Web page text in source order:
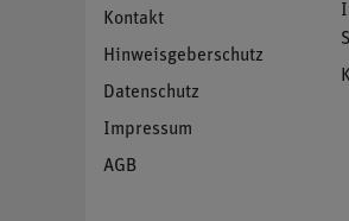
Kontakt
Hinweisgeberschutz
Datenschutz
Impressum
AGB